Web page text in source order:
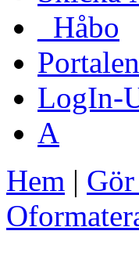
_Håbo
Portalen
LogIn-
A
Hem |